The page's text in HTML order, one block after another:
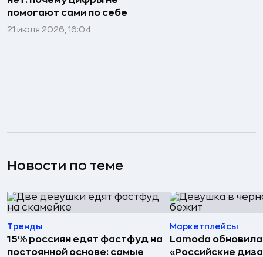
помогают сами по себе
21 июля 2026, 16:04
Новости по теме
Тренды
15% россиян едят фастфуд на
постоянной основе: самые
Маркетплейсы
Lamoda
«Российские